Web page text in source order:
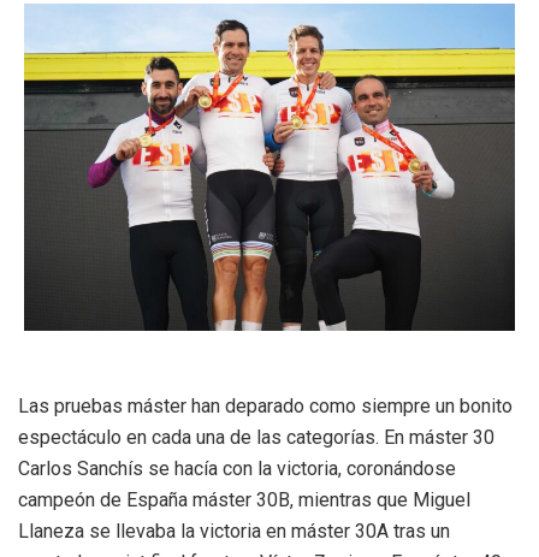
Las pruebas máster han deparado como siempre un bonito
espectáculo en cada una de las categorías. En máster 30
Carlos Sanchís se hacía con la victoria, coronándose
campeón de España máster 30B, mientras que Miguel
Llaneza se llevaba la victoria en máster 30A tras un